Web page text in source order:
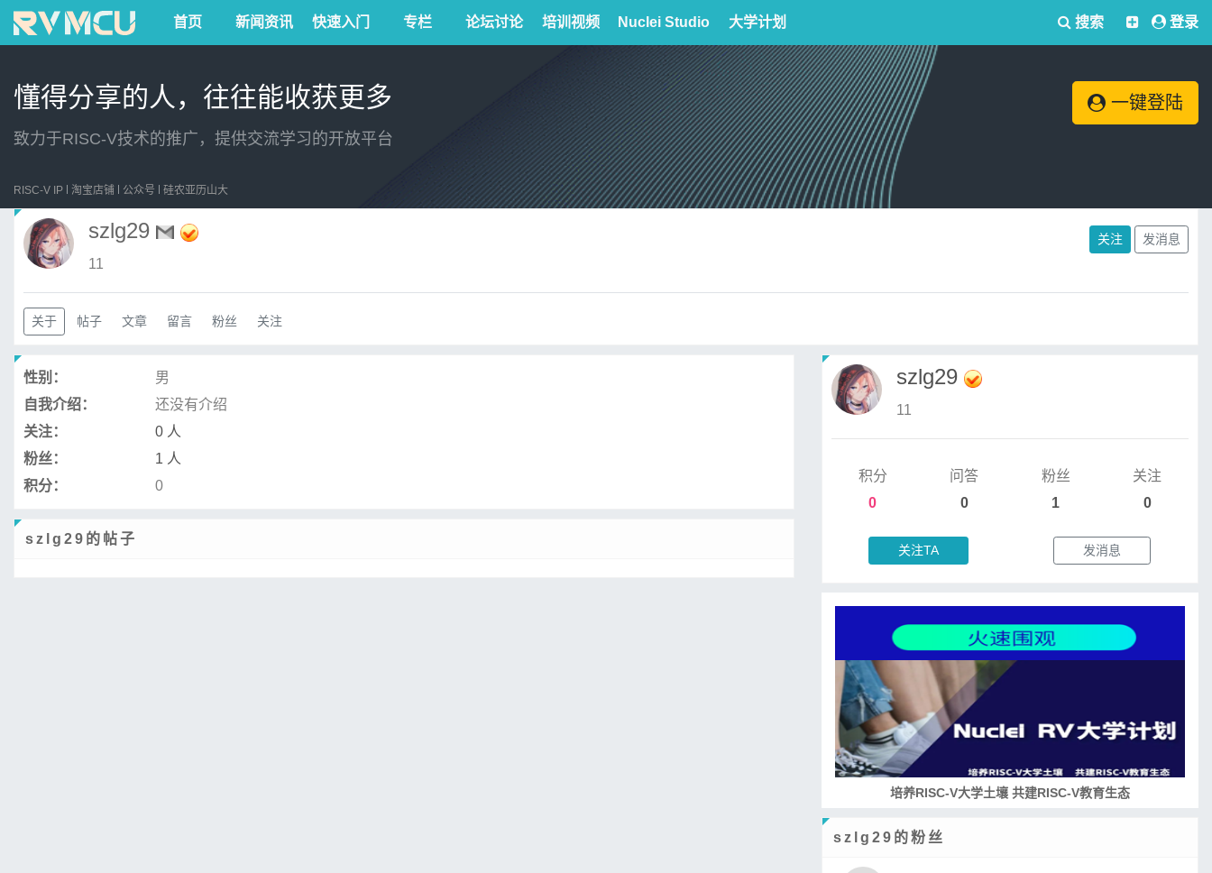
首页 新闻资讯 快速入门 专栏 论坛讨论 培训视频 Nuclei Studio 大学计划 搜索 登录
懂得分享的人，往往能收获更多
致力于RISC-V技术的推广，提供交流学习的开放平台
一键登陆
RISC-V IP 淘宝店铺 公众号 硅农亚历山大
szlg29
11
关注 发消息
关于 帖子 文章 留言 粉丝 关注
性别：
男
自我介绍：
还没有介绍
关注：
0 人
粉丝：
1 人
积分：
0
szlg29的帖子
szlg29
11
积分
0
问答
0
粉丝
1
关注
0
关注TA 发消息
培养RISC-V大学土壤 共建RISC-V教育生态
szlg29的粉丝